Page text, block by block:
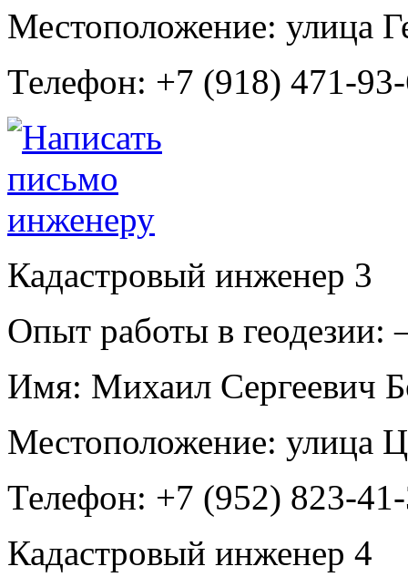
Местоположение: улица
Телефон: +7 (918) 471-
Кадастровый инженер 3
Опыт работы в геодезии:
Имя: Михаил Сергеевич
Местоположение: улица
Телефон: +7 (952) 823-
Кадастровый инженер 4